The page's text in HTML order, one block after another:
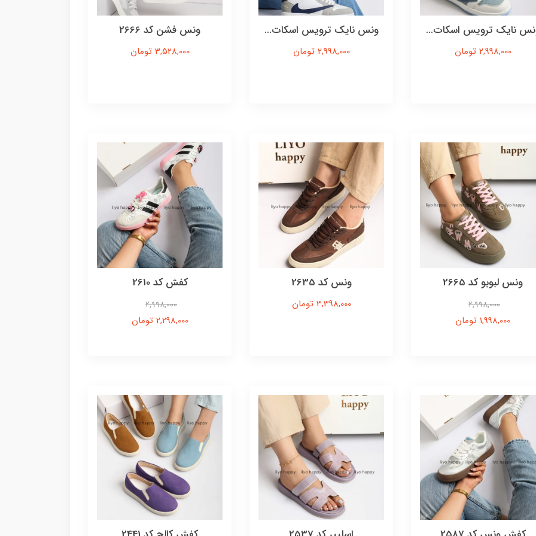
نایک ترویس اسکات...
2,998,000 تومان
ونس نایک ترویس اسکات...
2,998,000 تومان
ونس فشن کد 2666
3,528,000 تومان
ونس لبوبو کد 2665
2,998,000
1,998,000 تومان
ونس کد 2635
3,398,000 تومان
کفش کد 2610
2,998,000
2,298,000 تومان